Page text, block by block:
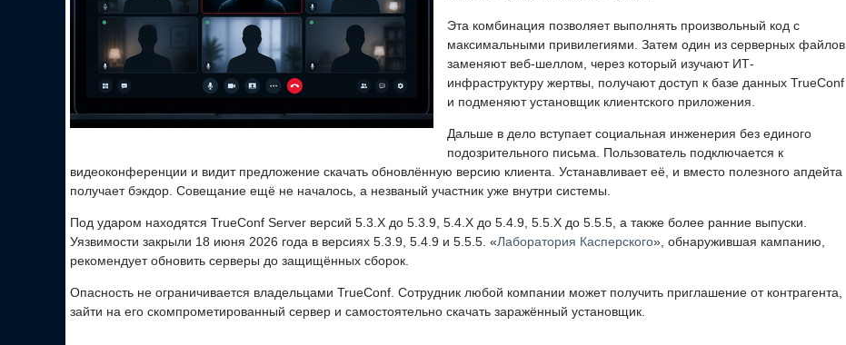
Эта комбинация позволяет выполнять произвольный код с
максимальными привилегиями. Затем один из серверных файлов
заменяют веб-шеллом, через который изучают ИТ-
инфраструктуру жертвы, получают доступ к базе данных TrueConf
и подменяют установщик клиентского приложения.
Дальше в дело вступает социальная инженерия без единого
подозрительного письма. Пользователь подключается к
видеоконференции и видит предложение скачать обновлённую версию клиента. Устанавливает её, и вместо полезного апдейта
получает бэкдор. Совещание ещё не началось, а незваный участник уже внутри системы.
Под ударом находятся TrueConf Server версий 5.3.X до 5.3.9, 5.4.X до 5.4.9, 5.5.X до 5.5.5, а также более ранние выпуски.
Уязвимости закрыли 18 июня 2026 года в версиях 5.3.9, 5.4.9 и 5.5.5. «Лаборатория Касперского», обнаружившая кампанию,
рекомендует обновить серверы до защищённых сборок.
Опасность не ограничивается владельцами TrueConf. Сотрудник любой компании может получить приглашение от контрагента,
зайти на его скомпрометированный сервер и самостоятельно скачать заражённый установщик.